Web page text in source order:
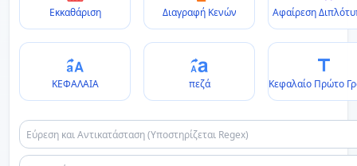
Εκκαθάριση Διαγραφή Κενών Αφαίρεση
ΚΕΦΑΛΑΙΑ πεζά Κεφαλαίο Πρώτο